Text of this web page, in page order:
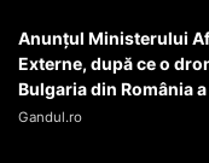
Anunțul Ministerului
Externe, după ce o
Bulgaria din România a
Gandul.ro